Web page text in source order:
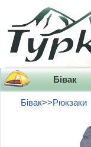
Бівак
Бівак>>Рюкзаки